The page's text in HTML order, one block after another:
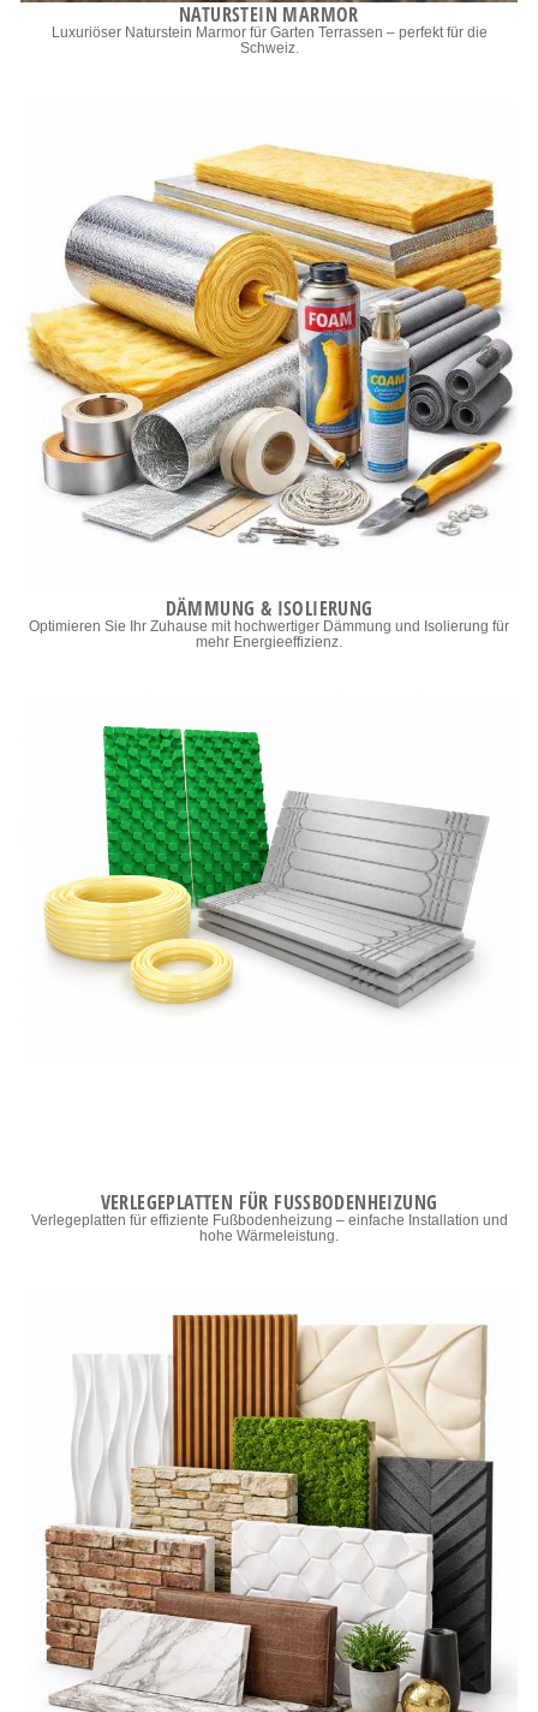
NATURSTEIN MARMOR
Luxuriöser Naturstein Marmor für Garten Terrassen – perfekt für die
Schweiz.
DÄMMUNG & ISOLIERUNG
Optimieren Sie Ihr Zuhause mit hochwertiger Dämmung und Isolierung für
mehr Energieeffizienz.
VERLEGEPLATTEN FÜR FUSSBODENHEIZUNG
Verlegeplatten für effiziente Fußbodenheizung – einfache Installation und
hohe Wärmeleistung.